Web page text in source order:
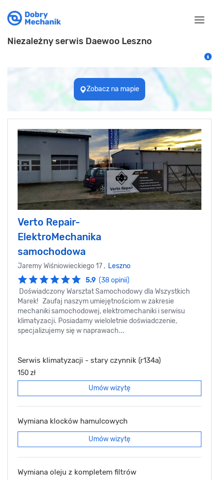
Toggle
Niezależny serwis Daewoo Leszno
Zobacz na mapie
Verto Repair-
ElektroMechanika
samochodowa
Jaremy Wiśniowieckiego 17 , Leszno
5.9 (38 opinii)
Doświadczony Warsztat Samochodowy dla Wszystkich
Marek! Zaufaj naszym umiejętnościom w zakresie
mechaniki samochodowej, elektromechaniki i serwisu
klimatyzacji. Posiadamy wieloletnie doświadczenie,
specjalizujemy się w naprawach...
Serwis klimatyzacji - stary czynnik (r134a)
150 zł
Umów wizytę
Wymiana klocków hamulcowych
Umów wizytę
Wymiana oleju z kompletem filtrów